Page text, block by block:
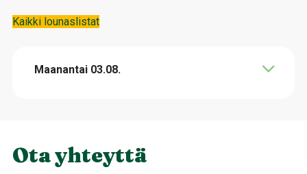
Kaikki lounaslistat
Maanantai 03.08.
kurpitsansiemenet.
Ota yhteyttä